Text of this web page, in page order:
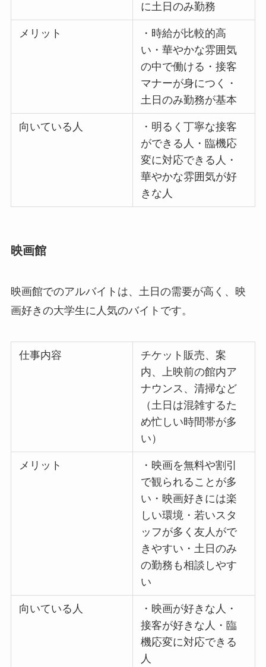
に土日のみ勤務
メリット
・時給が比較的高
い・華やかな雰囲気
の中で働ける・接客
マナーが身につく・
土日のみ勤務が基本
向いている人
・明るく丁寧な接客
ができる人・臨機応
変に対応できる人・
華やかな雰囲気が好
きな人
映画館
映画館でのアルバイトは、土日の需要が高く、映
画好きの大学生に人気のバイトです。
仕事内容
チケット販売、案
内、上映前の館内ア
ナウンス、清掃など
（土日は混雑するた
め忙しい時間帯が多
い）
メリット
・映画を無料や割引
で観られることが多
い・映画好きには楽
しい環境・若いスタ
ッフが多く友人がで
きやすい・土日のみ
の勤務も相談しやす
い
向いている人
・映画が好きな人・
接客が好きな人・臨
機応変に対応できる
人